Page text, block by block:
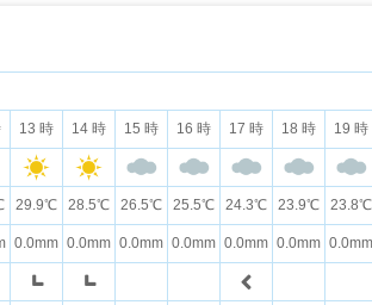
13 時 14 時 15 時 16 時 17 時 18 時 19 時
29.9℃ 28.5℃ 26.5℃ 25.5℃ 24.3℃ 23.9℃ 23.8℃
0.0mm 0.0mm 0.0mm 0.0mm 0.0mm 0.0mm 0.0mm